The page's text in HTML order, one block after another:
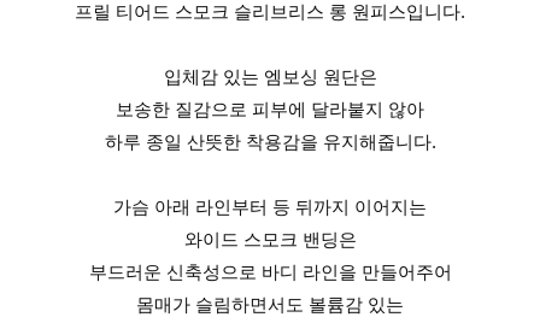
프릴 티어드 스모크 슬리브리스 롱 원피스입니다.
입체감 있는 엠보싱 원단은
보송한 질감으로 피부에 달라붙지 않아
하루 종일 산뜻한 착용감을 유지해줍니다.
가슴 아래 라인부터 등 뒤까지 이어지는
와이드 스모크 밴딩은
부드러운 신축성으로 바디 라인을 만들어주어
몸매가 슬림하면서도 볼륨감 있는